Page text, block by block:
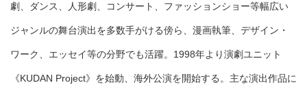
劇、ダンス、人形劇、コンサート、ファッションショー等幅広い
ジャンルの舞台演出を多数手がける傍ら、漫画執筆、デザイン・
ワーク、エッセイ等の分野でも活躍。1998年より演劇ユニット
《KUDAN Project》を始動、海外公演を開始する。主な演出作品に